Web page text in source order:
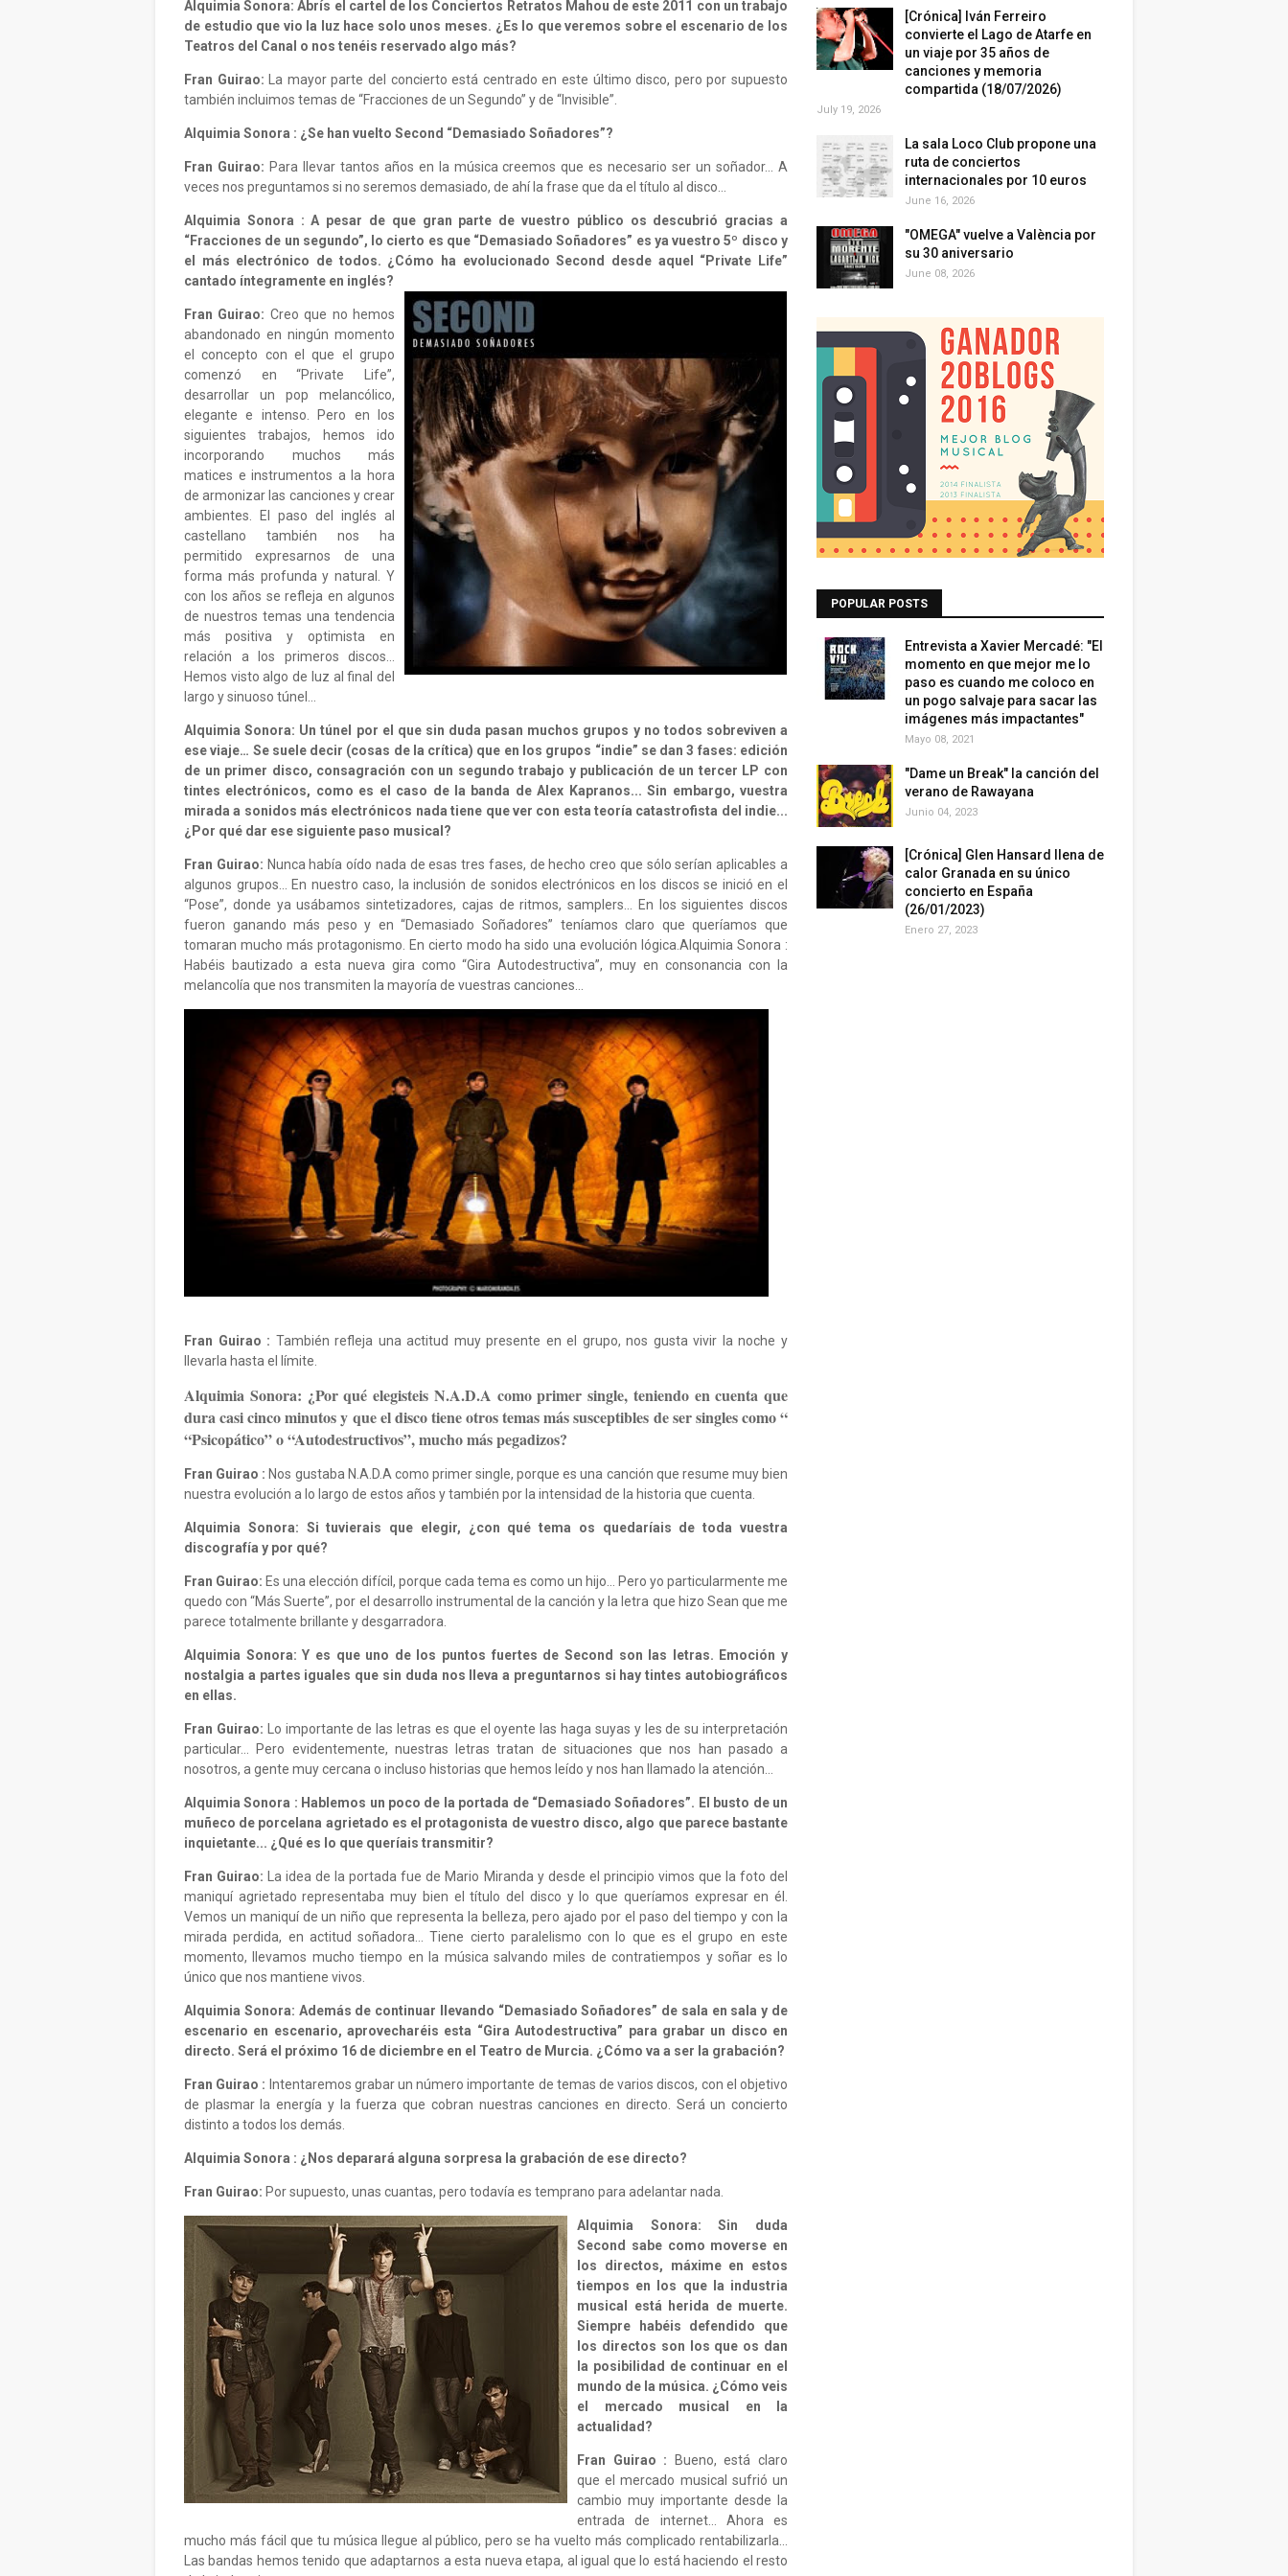
Alquimia Sonora: Abrís el cartel de los Conciertos Retratos Mahou de este 2011 con un trabajo
de estudio que vio la luz hace solo unos meses. ¿Es lo que veremos sobre el escenario de los
Teatros del Canal o nos tenéis reservado algo más?
Fran Guirao:
La mayor parte del concierto está centrado en este último disco, pero por supuesto
también incluimos temas de “Fracciones de un Segundo” y de “Invisible”.
Alquimia Sonora : ¿Se han vuelto Second “Demasiado Soñadores”?
Fran Guirao: Para llevar tantos años en la música creemos que es necesario ser un soñador… A
veces nos preguntamos si no seremos demasiado, de ahí la frase que da el título al disco…
Alquimia Sonora : A pesar de que gran parte de vuestro público os descubrió gracias a
“Fracciones de un segundo”, lo cierto es que “Demasiado Soñadores” es ya vuestro 5º disco y
el más electrónico de todos. ¿Cómo ha evolucionado Second desde aquel “Private Life”
cantado íntegramente en inglés?
Fran Guirao: Creo que no hemos
abandonado en ningún momento
el concepto con el que el grupo
comenzó en “Private Life”,
desarrollar un pop melancólico,
elegante e intenso. Pero en los
siguientes trabajos, hemos ido
incorporando muchos más
matices e instrumentos a la hora
de armonizar las canciones y crear
ambientes. El paso del inglés al
castellano también nos ha
permitido expresarnos de una
forma más profunda y natural. Y
con los años se refleja en algunos
de nuestros temas una tendencia
más positiva y optimista en
relación a los primeros discos…
Hemos visto algo de luz al final del
largo y sinuoso túnel…
Alquimia Sonora: Un túnel por el que sin duda pasan muchos grupos y no todos sobreviven a
ese viaje… Se suele decir (cosas de la crítica) que en los grupos “indie” se dan 3 fases: edición
de un primer disco, consagración con un segundo trabajo y publicación de un tercer LP con
tintes electrónicos, como es el caso de la banda de Alex Kapranos... Sin embargo, vuestra
mirada a sonidos más electrónicos nada tiene que ver con esta teoría catastrofista del indie...
¿Por qué dar ese siguiente paso musical?
Fran Guirao: Nunca había oído nada de esas tres fases, de hecho creo que sólo serían aplicables a
algunos grupos… En nuestro caso, la inclusión de sonidos electrónicos en los discos se inició en el
“Pose”, donde ya usábamos sintetizadores, cajas de ritmos, samplers… En los siguientes discos
fueron ganando más peso y en “Demasiado Soñadores” teníamos claro que queríamos que
tomaran mucho más protagonismo. En cierto modo ha sido una evolución lógica.Alquimia Sonora :
Habéis bautizado a esta nueva gira como “Gira Autodestructiva”, muy en consonancia con la
melancolía que nos transmiten la mayoría de vuestras canciones...
Fran Guirao : También refleja una actitud muy presente en el grupo, nos gusta vivir la noche y
llevarla hasta el límite.
Alquimia Sonora: ¿Por qué elegisteis N.A.D.A como primer single, teniendo en cuenta que
dura casi cinco minutos y que el disco tiene otros temas más susceptibles de ser singles como “
“Psicopático” o “Autodestructivos”, mucho más pegadizos?
Fran Guirao : Nos gustaba N.A.D.A como primer single, porque es una canción que resume muy bien
nuestra evolución a lo largo de estos años y también por la intensidad de la historia que cuenta.
Alquimia Sonora: Si tuvierais que elegir, ¿con qué tema os quedaríais de toda vuestra
discografía y por qué?
Fran Guirao: Es una elección difícil, porque cada tema es como un hijo… Pero yo particularmente me
quedo con “Más Suerte”, por el desarrollo instrumental de la canción y la letra que hizo Sean que me
parece totalmente brillante y desgarradora.
Alquimia Sonora: Y es que uno de los puntos fuertes de Second son las letras. Emoción y
nostalgia a partes iguales que sin duda nos lleva a preguntarnos si hay tintes autobiográficos
en ellas.
Fran Guirao: Lo importante de las letras es que el oyente las haga suyas y les de su interpretación
particular… Pero evidentemente, nuestras letras tratan de situaciones que nos han pasado a
nosotros, a gente muy cercana o incluso historias que hemos leído y nos han llamado la atención…
Alquimia Sonora : Hablemos un poco de la portada de “Demasiado Soñadores”. El busto de un
muñeco de porcelana agrietado es el protagonista de vuestro disco, algo que parece bastante
inquietante... ¿Qué es lo que queríais transmitir?
Fran Guirao:
La idea de la portada fue de Mario Miranda y desde el principio vimos que la foto del
maniquí agrietado representaba muy bien el título del disco y lo que queríamos expresar en él.
Vemos un maniquí de un niño que representa la belleza, pero ajado por el paso del tiempo y con la
mirada perdida, en actitud soñadora… Tiene cierto paralelismo con lo que es el grupo en este
momento, llevamos mucho tiempo en la música salvando miles de contratiempos y soñar es lo
único que nos mantiene vivos.
Alquimia Sonora: Además de continuar llevando “Demasiado Soñadores” de sala en sala y de
escenario en escenario, aprovecharéis esta “Gira Autodestructiva” para grabar un disco en
directo. Será el próximo 16 de diciembre en el Teatro de Murcia. ¿Cómo va a ser la grabación?
Fran Guirao : Intentaremos grabar un número importante de temas de varios discos, con el objetivo
de plasmar la energía y la fuerza que cobran nuestras canciones en directo. Será un concierto
distinto a todos los demás.
Alquimia Sonora : ¿Nos deparará alguna sorpresa la grabación de ese directo?
Fran Guirao: Por supuesto, unas cuantas, pero todavía es temprano para adelantar nada.
Alquimia Sonora: Sin duda
Second sabe como moverse en
los directos, máxime en estos
tiempos en los que la industria
musical está herida de muerte.
Siempre habéis defendido que
los directos son los que os dan
la posibilidad de continuar en el
mundo de la música. ¿Cómo veis
el mercado musical en la
actualidad?
Fran Guirao : Bueno, está claro
que el mercado musical sufrió un
cambio muy importante desde la
entrada de internet… Ahora es
mucho más fácil que tu música llegue al público, pero se ha vuelto más complicado rentabilizarla…
Las bandas hemos tenido que adaptarnos a esta nueva etapa, al igual que lo está haciendo el resto
[Crónica] Iván Ferreiro
convierte el Lago de Atarfe en
un viaje por 35 años de
canciones y memoria
compartida (18/07/2026)
July 19, 2026
La sala Loco Club propone una
ruta de conciertos
internacionales por 10 euros
June 16, 2026
"OMEGA" vuelve a València por
su 30 aniversario
June 08, 2026
POPULAR POSTS
Entrevista a Xavier Mercadé: "El
momento en que mejor me lo
paso es cuando me coloco en
un pogo salvaje para sacar las
imágenes más impactantes"
Mayo 08, 2021
"Dame un Break" la canción del
verano de Rawayana
Junio 04, 2023
[Crónica] Glen Hansard llena de
calor Granada en su único
concierto en España
(26/01/2023)
Enero 27, 2023